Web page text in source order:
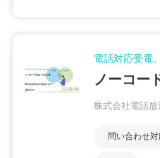
電話対応受電
ノーコー
株式会社電話放
問い合わせ